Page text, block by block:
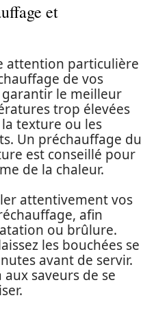
et
attention particulière
de vos
le meilleur
trop élevées
texture ou les
Un préchauffage du
est conseillé pour
de la chaleur.
attentivement vos
afin
ou brûlure.
les bouchées se
avant de servir.
saveurs de se